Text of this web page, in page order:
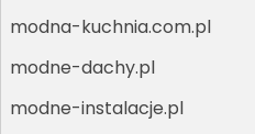
modna-kuchnia.com.pl
modne-dachy.pl
modne-instalacje.pl